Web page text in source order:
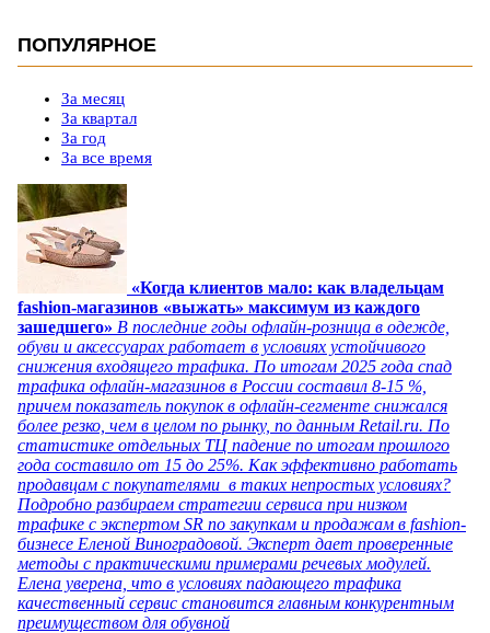
ПОПУЛЯРНОЕ
За месяц
За квартал
За год
За все время
«Когда клиентов мало: как владельцам
fashion-магазинов «выжать» максимум из каждого
зашедшего» В последние годы офлайн-розница в одежде,
обуви и аксессуарах работает в условиях устойчивого
снижения входящего трафика. По итогам 2025 года спад
трафика офлайн-магазинов в России составил 8-15 %,
причем показатель покупок в офлайн-сегменте снижался
более резко, чем в целом по рынку, по данным Retail.ru. По
статистике отдельных ТЦ падение по итогам прошлого
года составило от 15 до 25%. Как эффективно работать
продавцам с покупателями в таких непростых условиях?
Подробно разбираем стратегии сервиса при низком
трафике с экспертом SR по закупкам и продажам в fashion-
бизнесе Еленой Виноградовой. Эксперт дает проверенные
методы с практическими примерами речевых модулей.
Елена уверена, что в условиях падающего трафика
качественный сервис становится главным конкурентным
преимуществом для обувной